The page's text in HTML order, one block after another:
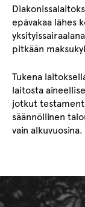
epävakaa lähes
pitkään
Tukena
laitosta
jotkut
säännöllinen
vain alkuvuosina.